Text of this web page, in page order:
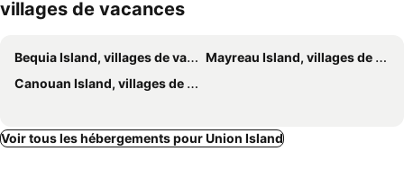
villages de vacances
Bequia Island, villages de vacances
Mayreau Island, villages de vacances
Canouan Island, villages de vacances
Voir tous les hébergements pour Union Island